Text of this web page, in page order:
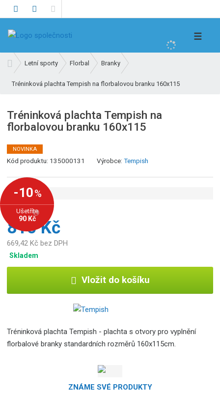
e
t
☰
v
o
s
r
a
a
Letní sporty Florbal Branky
Tréninková plachta Tempish na florbalovou branku 160x115
Tréninková plachta Tempish na
florbalovou branku 160x115
NOVINKA
Kód produktu: 135000131
K
:
8
2
7
8
1
7
7
Výrobce:Tempish
-10%
Ušetříte
90 Kč
900 Kč
810 Kč
669,42 Kč bez DPH
Skladem
Vložit do košíku
Tréninková plachta Tempish - plachta s otvory pro vyplnění
florbalové branky standardních rozměrů 160x115cm.
ZNÁME SVÉ PRODUKTY